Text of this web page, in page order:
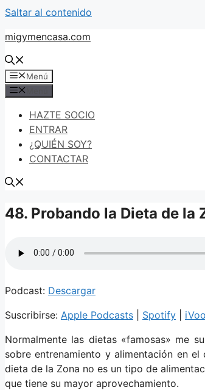
Saltar al contenido
migymencasa.com
Menú
HAZTE SOCIO
ENTRAR
¿QUIÉN SOY?
CONTACTAR
48. Probando la Dieta de la
Podcast: Descargar
Suscribirse: Apple Podcasts Spotify
Normalmente las dietas «famosas» me
sobre entrenamiento y alimentación en
dieta de la Zona no es un tipo de
que tiene su mayor aprovechamiento.